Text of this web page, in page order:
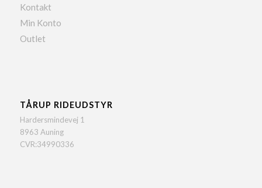
Kontakt
Min Konto
Outlet
TÅRUP RIDEUDSTYR
Hardersmindevej 1
8963 Auning
CVR:34990336